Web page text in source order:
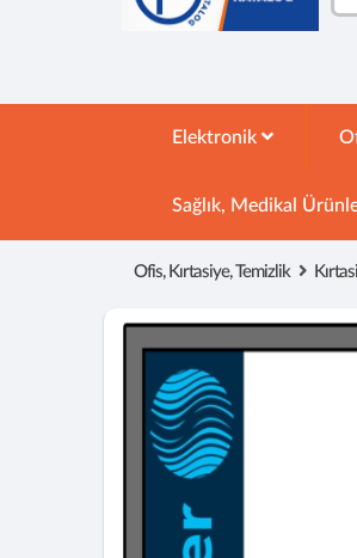
Elektronik
Sağlık, Medikal
Ofis, Kırtasiye, Temizlik